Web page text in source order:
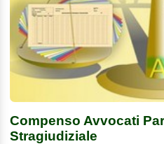
Compenso Avvocati
Stragiudiziale